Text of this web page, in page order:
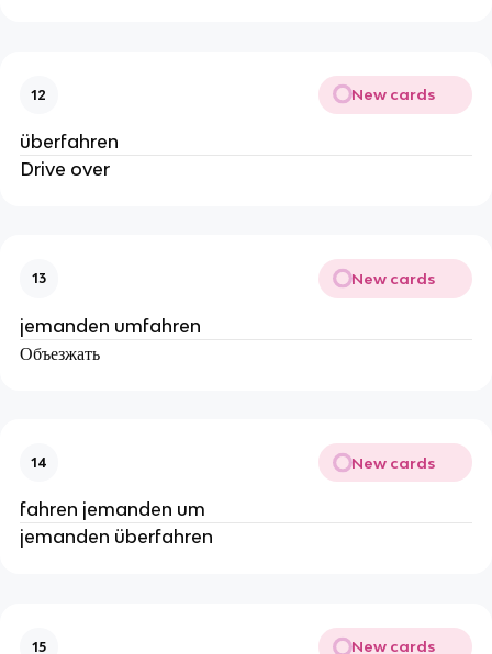
12 New cards
überfahren
Drive over
13 New cards
jemanden umfahren
Объезжать
14 New cards
fahren jemanden um
jemanden überfahren
15 New cards